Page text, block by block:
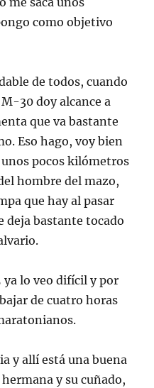
como objetivo
de todos, cuando
30 doy alcance a
que va bastante
Eso hago, voy bien
pocos kilómetros
hombre del mazo,
que hay al pasar
deja bastante tocado
ya lo veo difícil y por
de cuatro horas
y allí está una buena
y su cuñado,